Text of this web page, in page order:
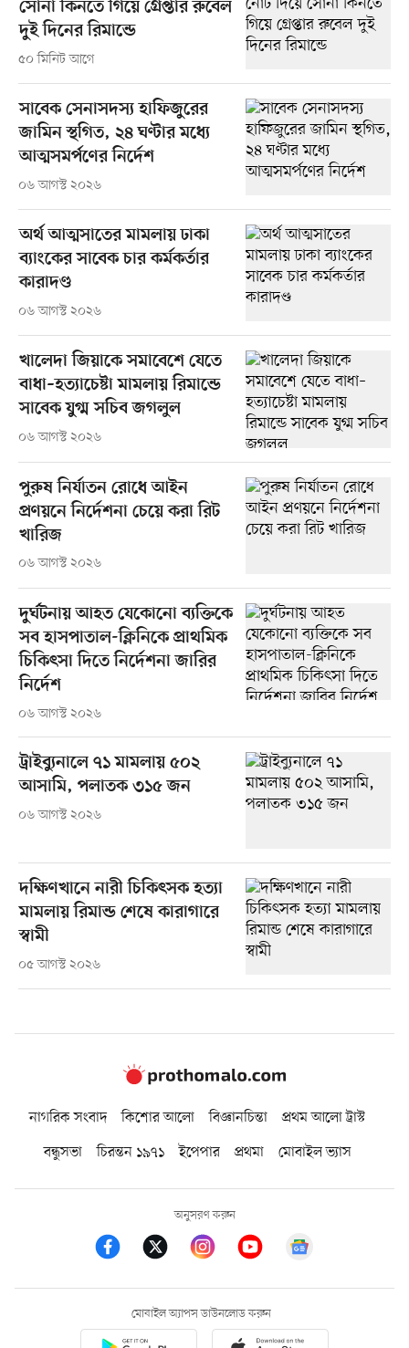
সোনা কিনতে গিয়ে গ্রেপ্তার রুবেল
দুই দিনের রিমান্ডে
৫০ মিনিট আগে
সাবেক সেনাসদস্য হাফিজুরের
জামিন স্থগিত, ২৪ ঘণ্টার মধ্যে
আত্মসমর্পণের নির্দেশ
০৬ আগস্ট ২০২৬
অর্থ আত্মসাতের মামলায় ঢাকা
ব্যাংকের সাবেক চার কর্মকর্তার
কারাদণ্ড
০৬ আগস্ট ২০২৬
খালেদা জিয়াকে সমাবেশে যেতে
বাধা–হত্যাচেষ্টা মামলায় রিমান্ডে
সাবেক যুগ্ম সচিব জগলুল
০৬ আগস্ট ২০২৬
পুরুষ নির্যাতন রোধে আইন
প্রণয়নে নির্দেশনা চেয়ে করা রিট
খারিজ
০৬ আগস্ট ২০২৬
দুর্ঘটনায় আহত যেকোনো ব্যক্তিকে
সব হাসপাতাল-ক্লিনিকে প্রাথমিক
চিকিৎসা দিতে নির্দেশনা জারির
নির্দেশ
০৬ আগস্ট ২০২৬
ট্রাইব্যুনালে ৭১ মামলায় ৫০২
আসামি, পলাতক ৩১৫ জন
০৬ আগস্ট ২০২৬
দক্ষিণখানে নারী চিকিৎসক হত্যা
মামলায় রিমান্ড শেষে কারাগারে
স্বামী
০৫ আগস্ট ২০২৬
নাগরিক সংবাদ কিশোর আলো বিজ্ঞানচিন্তা
প্রথম আলো ট্রাস্ট
বন্ধুসভা
চিরন্তন ১৯৭১ ইপেপার প্রথমা মোবাইল ভ্যাস
অনুসরণ করুন
মোবাইল অ্যাপস ডাউনলোড করুন